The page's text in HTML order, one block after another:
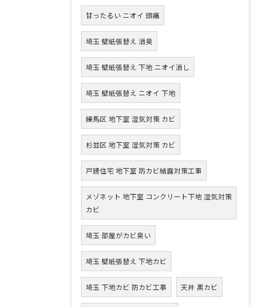
甘ったるい ニオイ 頭痛
埼玉 壁紙張替え 消臭
埼玉 壁紙張替え 下地 ニオイ消し
埼玉 壁紙張替え ニオイ 下地
練馬区 地下室 湿気対策 カビ
杉並区 地下室 湿気対策 カビ
戸建住宅 地下室 防カビ結露対策工事
メゾネット 地下室 コンクリート下地 湿気対策
カビ
埼玉 部屋がカビ臭い
埼玉 壁紙張替え 下地カビ
埼玉 下地カビ 防カビ工事 天井 黒カビ